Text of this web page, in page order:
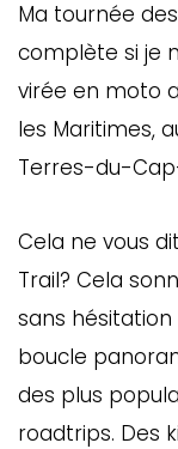
Ma tournée
complète si je
virée en moto
les Maritimes,
Terres-du-
Cela ne vous
Trail? Cela
sans
boucle
des plus
roadtrips. Des